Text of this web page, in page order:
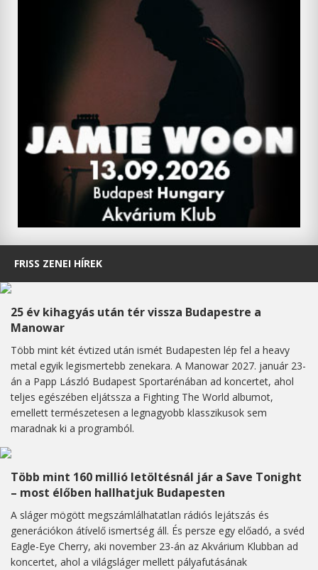
FRISS ZENEI HÍREK
25 év kihagyás után tér vissza Budapestre a
Manowar
Több mint két évtized után ismét Budapesten lép fel a heavy
metal egyik legismertebb zenekara. A Manowar 2027. január 23-
án a Papp László Budapest Sportarénában ad koncertet, ahol
teljes egészében eljátssza a Fighting The World albumot,
emellett természetesen a legnagyobb klasszikusok sem
maradnak ki a programból.
Több mint 160 millió letöltésnál jár a Save Tonight
– most élőben hallhatjuk Budapesten
A sláger mögött megszámlálhatatlan rádiós lejátszás és
generációkon átívelő ismertség áll. És persze egy előadó, a svéd
Eagle-Eye Cherry, aki november 23-án az Akvárium Klubban ad
koncertet, ahol a világsláger mellett pályafutásának